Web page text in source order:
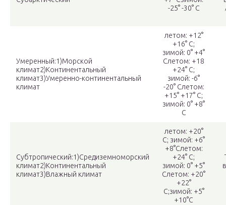
-25° -30° С
Умеренный:1)Морской
климат2)Континентальный
климат3)Умеренно-континентальный
климат
летом: +12°
+16° С;
зимой: 0° +4°
Слетом: +18
+24° С;
зимой: -6°
-20° Слетом:
+15° +17° С;
зимой: 0° +8°
С
Субтропический:1)Средиземноморский
климат2)Континентальный
климат3)Влажный климат
летом: +20°
С; зимой: +6°
+8°Слетом:
+24° С;
зимой: 0° +5°
Слетом: +20°
+22°
С;зимой: +5°
+10°С